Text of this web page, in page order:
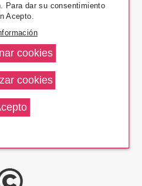
Devolución
Para dar su consentimiento
Acepto.